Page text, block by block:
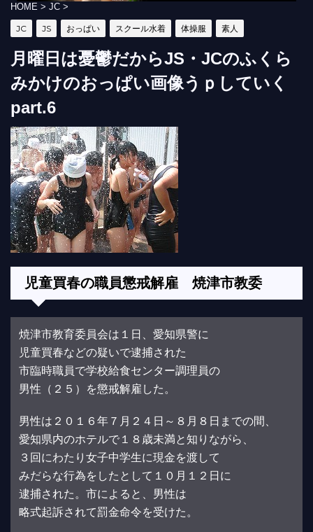
HOME > JC >
JC JS おっぱい スクール水着 体操服 素人
月曜日は憂鬱だからJS・JCのふくら
みかけのおっぱい画像うｐしていく
part.6
児童買春の職員懲戒解雇 焼津市教委
焼津市教育委員会は１日、愛知県警に
児童買春などの疑いで逮捕された
市臨時職員で学校給食センター調理員の
男性（２５）を懲戒解雇した。
男性は２０１６年７月２４日～８月８日までの間、
愛知県内のホテルで１８歳未満と知りながら、
３回にわたり女子中学生に現金を渡して
みだらな行為をしたとして１０月１２日に
逮捕された。市によると、男性は
略式起訴されて罰金命令を受けた。